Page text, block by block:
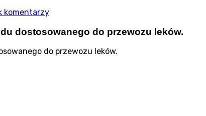
komentarzy
dostosowanego do przewozu leków.
do przewozu leków.